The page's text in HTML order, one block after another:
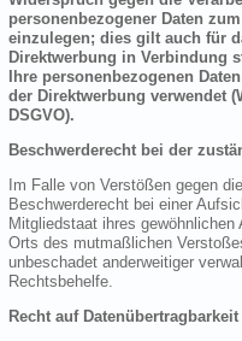
personenbezogener Daten
einzulegen; dies gilt auch für
Direktwerbung in Verbindung
Ihre personenbezogenen
der Direktwerbung verwendet
DSGVO).
Beschwerderecht bei der
Im Falle von Verstößen gegen
Beschwerderecht bei einer
Mitgliedstaat ihres
Orts des mutmaßlichen
unbeschadet anderweitiger
Rechtsbehelfe.
Recht auf Datenübertragbarkeit